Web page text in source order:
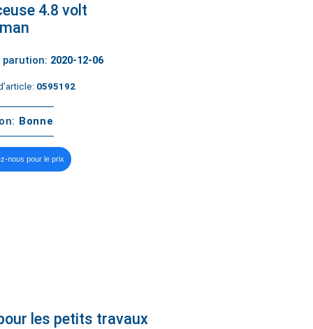
4.8 volt
parution: 2020-12-06
0595192
Bonne
nous pour le prix
les petits travaux